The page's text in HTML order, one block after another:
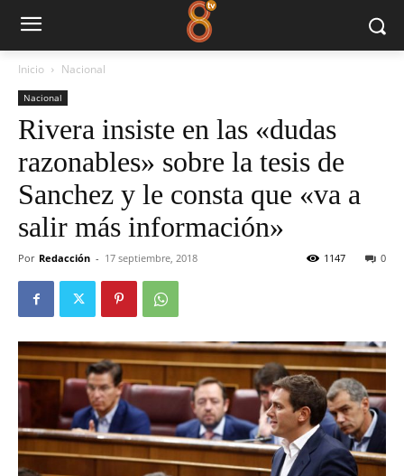
Inicio Nacional
Nacional
Rivera insiste en las «dudas
razonables» sobre la tesis de
Sanchez y le consta que «va a
salir más información»
Por Redacción - 17 septiembre, 2018 0
1147